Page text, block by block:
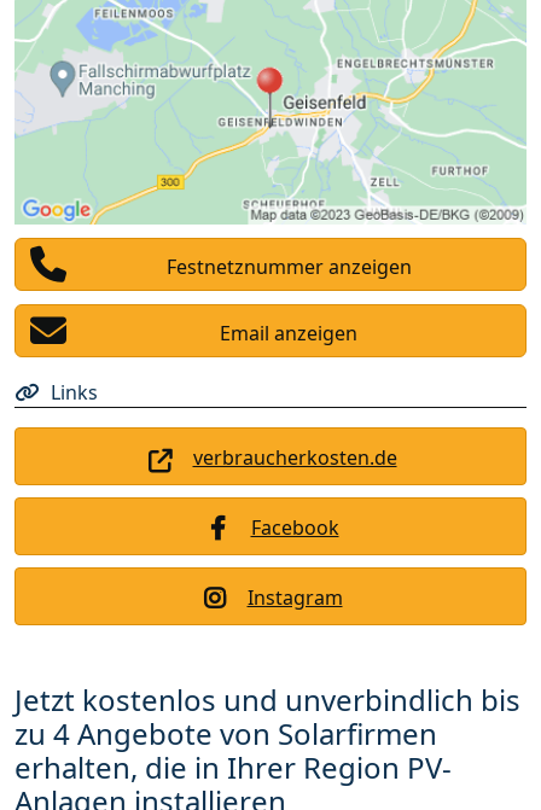
Festnetznummer anzeigen
Email anzeigen
Links
verbraucherkosten.de
Facebook
Instagram
Jetzt kostenlos und unverbindlich bis
zu 4 Angebote von Solarfirmen
erhalten, die in Ihrer Region PV-
Anlagen installieren